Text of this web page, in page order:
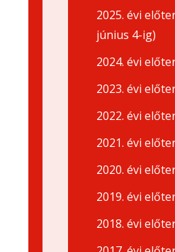
2025. évi
június 4-ig)
2024. évi
2023. évi
2022. évi
2021. évi
2020. évi
2019. évi
2018. évi